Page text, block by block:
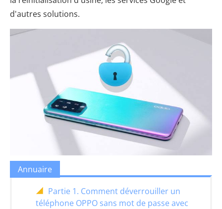
d'autres solutions.
Annuaire
Partie 1. Comment déverrouiller un
téléphone OPPO sans mot de passe avec